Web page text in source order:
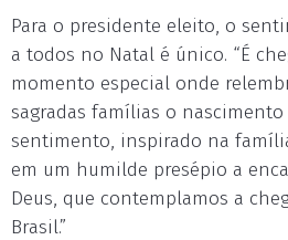
Para o presidente eleito, o
a todos no Natal é único. “É
momento especial onde
sagradas famílias o nascimento
sentimento, inspirado na
em um humilde presépio a
Deus, que contemplamos a
Brasil.”